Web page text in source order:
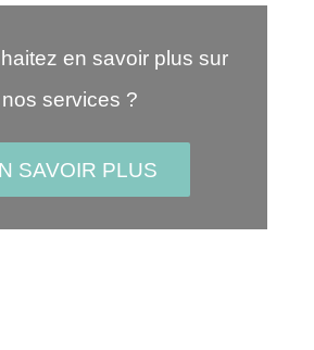
en savoir plus sur
nos services ?
SAVOIR PLUS